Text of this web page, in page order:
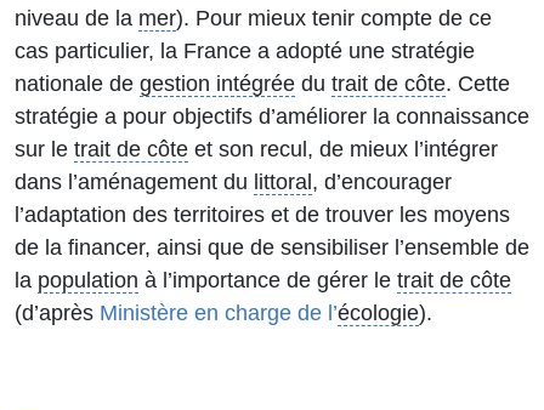
niveau de la mer). Pour mieux tenir compte de ce
cas particulier, la France a adopté une stratégie
nationale de gestion intégrée du trait de côte. Cette
stratégie a pour objectifs d’améliorer la connaissance
sur le trait de côte et son recul, de mieux l’intégrer
dans l’aménagement du littoral , d’encourager
l’adaptation des territoires et de trouver les moyens
de la financer, ainsi que de sensibiliser l’ensemble de
la population à l’importance de gérer le trait de côte
(d’après Ministère en charge de l’écologie).